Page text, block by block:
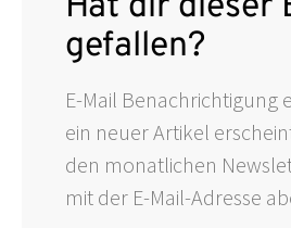
gefallen?
E-Mail Benachrichtigung
ein neuer Artikel
den monatlichen
mit der E-Mail-Adresse